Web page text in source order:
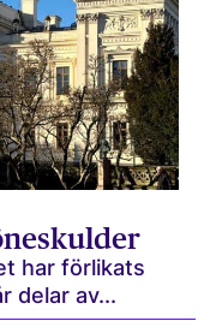
har förlikats
delar av...